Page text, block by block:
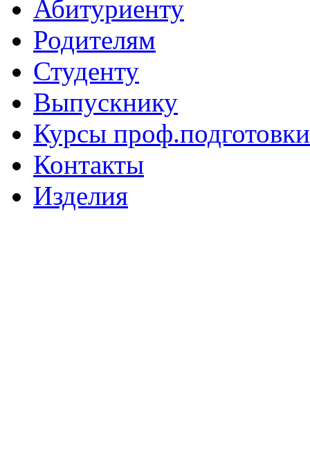
Абитуриенту
Родителям
Студенту
Выпускнику
Курсы проф.подготовки
Контакты
Изделия